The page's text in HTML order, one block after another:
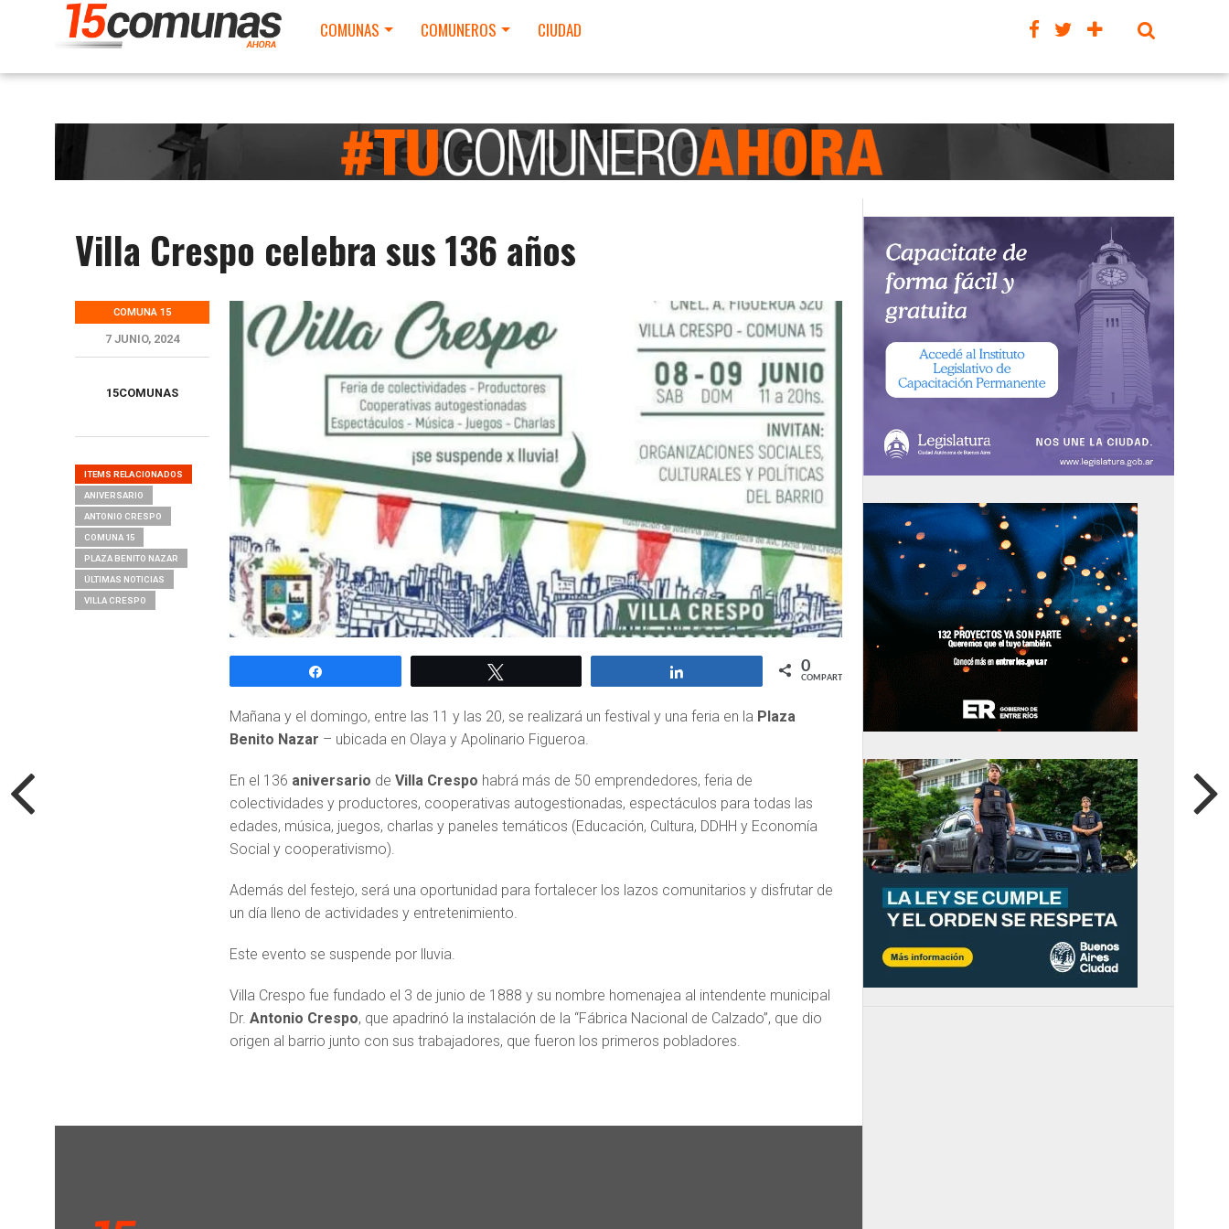
COMUNAS COMUNEROS CIUDAD
Villa Crespo celebra sus 136 años
COMUNA 15
7 JUNIO, 2024
15COMUNAS
ITEMS RELACIONADOS
ANIVERSARIO
ANTONIO CRESPO
COMUNA 15
PLAZA BENITO NAZAR
ÚLTIMAS NOTICIAS
VILLA CRESPO
0
COMPARTIR
Mañana y el domingo, entre las 11 y las 20, se realizará un festival y una feria en la Plaza
Benito Nazar – ubicada en Olaya y Apolinario Figueroa.
En el 136 aniversario de Villa Crespo habrá más de 50 emprendedores, feria de
colectividades y productores, cooperativas autogestionadas, espectáculos para todas las
edades, música, juegos, charlas y paneles temáticos (Educación, Cultura, DDHH y Economía
Social y cooperativismo).
Además del festejo, será una oportunidad para fortalecer los lazos comunitarios y disfrutar de
un día lleno de actividades y entretenimiento.
Este evento se suspende por lluvia.
Villa Crespo fue fundado el 3 de junio de 1888 y su nombre homenajea al intendente municipal
Dr. Antonio Crespo, que apadrinó la instalación de la “Fábrica Nacional de Calzado”, que dio
origen al barrio junto con sus trabajadores, que fueron los primeros pobladores.